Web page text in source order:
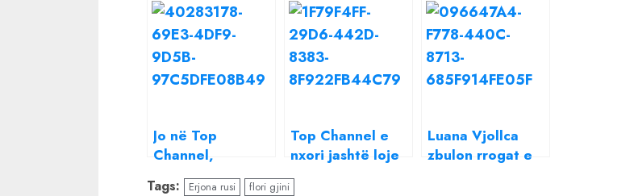
Jo në Top
Channel,
zbulohet
Top Channel e
nxori jashtë loje
dhe i bënë atë që
Luana Vjollca
zbulon rrogat e
Tags: Erjona rusi flori gjini